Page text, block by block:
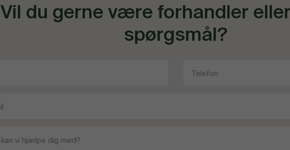
Vil du gerne være forhandler
spørgsmål?